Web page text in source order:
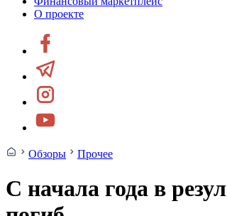
О проекте
Обзоры Прочее
С начала года в